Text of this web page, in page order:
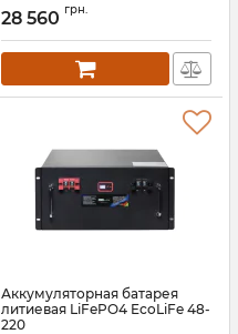
28 560 грн.
Аккумуляторная батарея
литиевая LiFePO4 EcoLiFe 48-
220